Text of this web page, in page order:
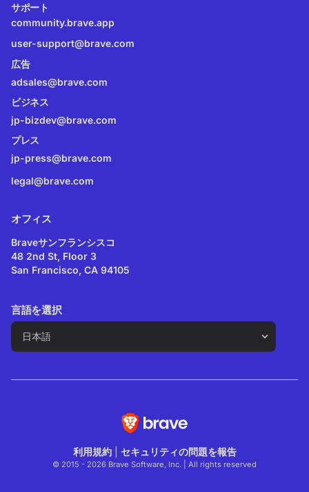
サポート
community.brave.app
user-support@brave.com
広告
adsales@brave.com
ビジネス
jp-bizdev@brave.com
プレス
jp-press@brave.com
legal@brave.com
オフィス
Braveサンフランシスコ
48 2nd St, Floor 3
San Francisco, CA 94105
言語を選択
利用規約| セキュリティの問題を報告
© 2015 - 2026 Brave Software, Inc. | All rights reserved